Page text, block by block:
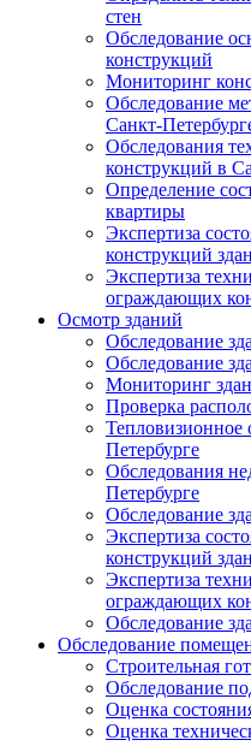
стен
Обследование
конструкций
Мониторинг
Обследование
Санкт-
Обследования
конструкций в
Определение
квартиры
Экспертиза
конструкций
Экспертиза
ограждающих
Осмотр зданий
Обследование
Обследование
Мониторинг
Проверка
Тепловизионное
Петербурге
Обследования
Петербурге
Обследование
Экспертиза
конструкций
Экспертиза
ограждающих
Обследование
Обследование
Строительная
Обследование
Оценка
Оценка